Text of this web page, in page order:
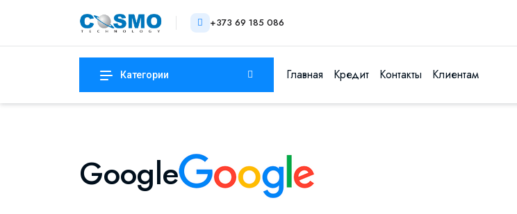
+373 69 185 086
Категории Главная Кредит Контакты Клиентам
Google